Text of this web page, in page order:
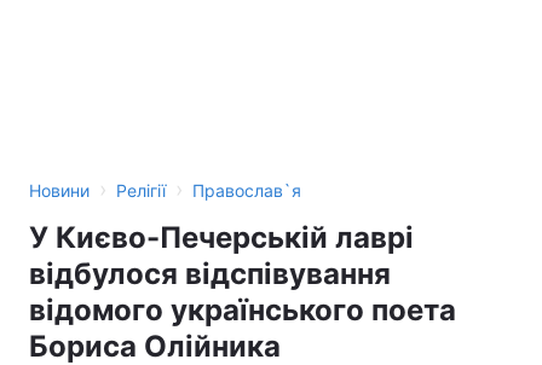
Новини › Релігії › Православ`я
У Києво-Печерській лаврі
відбулося відспівування
відомого українського поета
Бориса Олійника